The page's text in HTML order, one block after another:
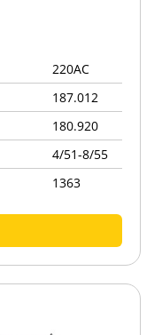
220AC
187.012
180.920
4/51-8/55
1363